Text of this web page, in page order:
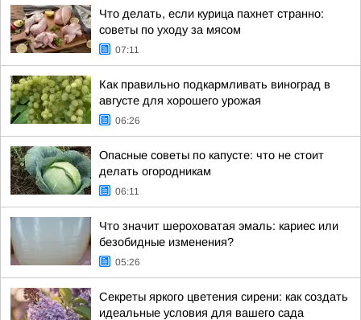
Что делать, если курица пахнет странно:
советы по уходу за мясом
07:11
Как правильно подкармливать виноград в
августе для хорошего урожая
06:26
Опасные советы по капусте: что не стоит
делать огородникам
06:11
Что значит шероховатая эмаль: кариес или
безобидные изменения?
05:26
Секреты яркого цветения сирени: как создать
идеальные условия для вашего сада